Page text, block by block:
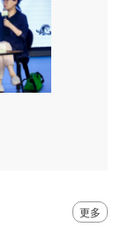
更多